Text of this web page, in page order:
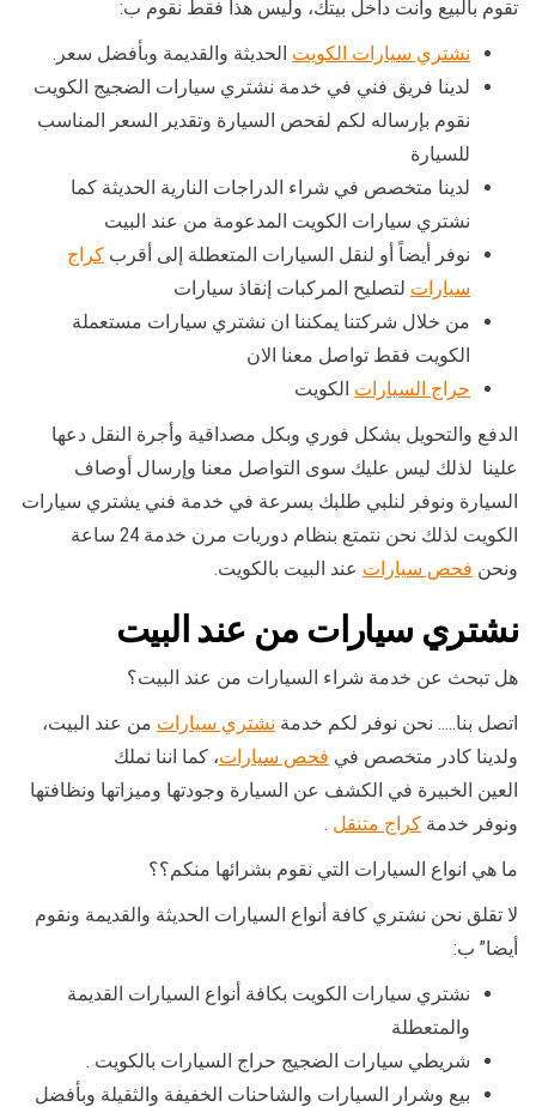
تقوم بالبيع وانت داخل بيتك، وليس هذا فقط نقوم ب:
نشتري سيارات الكويت الحديثة والقديمة وبأفضل سعر.
لدينا فريق فني في خدمة نشتري سيارات الضجيج الكويت
نقوم بإرساله لكم لفحص السيارة وتقدير السعر المناسب
للسيارة
لدينا متخصص في شراء الدراجات النارية الحديثة كما
نشتري سيارات الكويت المدعومة من عند البيت
نوفر أيضاً أو لنقل السيارات المتعطلة إلى أقرب كراج
سيارات لتصليح المركبات إنقاذ سيارات
من خلال شركتنا يمكننا ان نشتري سيارات مستعملة
الكويت فقط تواصل معنا الان
حراج السيارات الكويت
الدفع والتحويل بشكل فوري وبكل مصداقية وأجرة النقل دعها
علينا لذلك ليس عليك سوى التواصل معنا وإرسال أوصاف
السيارة ونوفر لنلبي طلبك بسرعة في خدمة فني يشتري سيارات
الكويت لذلك نحن نتمتع بنظام دوريات مرن خدمة 24 ساعة
ونحن فحص سيارات عند البيت بالكويت.
نشتري سيارات من عند البيت
هل تبحث عن خدمة شراء السيارات من عند البيت؟
اتصل بنا….. نحن نوفر لكم خدمة نشتري سيارات من عند البيت،
ولدينا كادر متخصص في فحص سيارات، كما اننا نملك
العين الخبيرة في الكشف عن السيارة وجودتها وميزاتها ونظافتها
ونوفر خدمة كراج متنقل .
ما هي انواع السيارات التي نقوم بشرائها منكم؟؟
لا تقلق نحن نشتري كافة أنواع السيارات الحديثة والقديمة ونقوم
أيضا” ب:
نشتري سيارات الكويت بكافة أنواع السيارات القديمة
والمتعطلة
شريطي سيارات الضجيج حراج السيارات بالكويت .
بيع وشرار السيارات والشاحنات الخفيفة والثقيلة وبأفضل